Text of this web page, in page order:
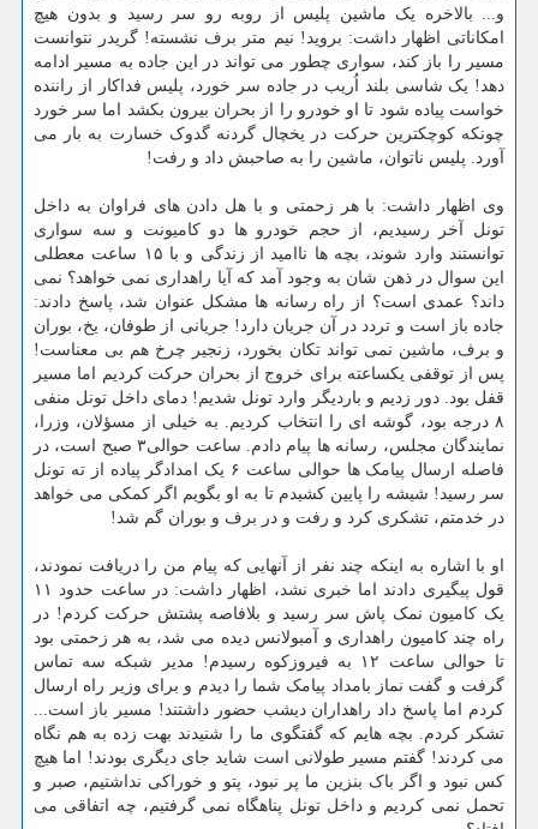
و... بالاخره یک ماشین پلیس از روبه رو سر رسید و بدون هیچ
امکاناتی اظهار داشت: بروید! نیم متر برف نشسته! گریدر نتوانست
مسیر را باز کند، سواری چطور می تواند در این جاده به مسیر ادامه
دهد! یک شاسی بلند اُریب در جاده سر خورد، پلیس فداکار از راننده
خواست پیاده شود تا او خودرو را از بحران بیرون بکشد اما سر خورد
چونکه کوچکترین حرکت در یخچال گردنه گدوک خسارت به بار می
آورد. پلیس ناتوان، ماشین را به صاحبش داد و رفت!
وی اظهار داشت: با هر زحمتی و با هل دادن های فراوان به داخل
تونل آخر رسیدیم، از حجم خودرو ها دو کامیونت و سه سواری
توانستند وارد شوند، بچه ها ناامید از زندگی و با ۱۵ ساعت معطلی
این سوال در ذهن شان به وجود آمد که آیا راهداری نمی خواهد؟ نمی
داند؟ عمدی است؟ از راه رسانه ها مشکل عنوان شد، پاسخ دادند:
جاده باز است و تردد در آن جریان دارد! جریانی از طوفان، یخ، بوران
و برف، ماشین نمی تواند تکان بخورد، زنجیر چرخ هم بی معناست!
پس از توقفی یکساعته برای خروج از بحران حرکت کردیم اما مسیر
قفل بود. دور زدیم و باردیگر وارد تونل شدیم! دمای داخل تونل منفی
۸ درجه بود، گوشه ای را انتخاب کردیم. به خیلی از مسؤلان، وزرا،
نمایندگان مجلس، رسانه ها پیام دادم. ساعت حوالی۳ صبح است، در
فاصله ارسال پیامک ها حوالی ساعت ۶ یک امدادگر پیاده از ته تونل
سر رسید! شیشه را پایین کشیدم تا به او بگویم اگر کمکی می خواهد
در خدمتم، تشکری کرد و رفت و در برف و بوران گم شد!
او با اشاره به اینکه چند نفر از آنهایی که پیام من را دریافت نمودند،
قول پیگیری دادند اما خبری نشد، اظهار داشت: در ساعت حدود ۱۱
یک کامیون نمک پاش سر رسید و بلافاصه پشتش حرکت کردم! در
راه چند کامیون راهداری و آمبولانس دیده می شد، به هر زحمتی بود
تا حوالی ساعت ۱۲ به فیروزکوه رسیدم! مدیر شبکه سه تماس
گرفت و گفت نماز بامداد پیامک شما را دیدم و برای وزیر راه ارسال
کردم اما پاسخ داد راهداران دیشب حضور داشتند! مسیر باز است...
تشکر کردم. بچه هایم که گفتگوی ما را شنیدند بهت زده به هم نگاه
می کردند! گفتم مسیر طولانی است شاید جای دیگری بودند! اما هیچ
کس نبود و اگر باک بنزین ما پر نبود، پتو و خوراکی نداشتیم، صبر و
تحمل نمی کردیم و داخل تونل پناهگاه نمی گرفتیم، چه اتفاقی می